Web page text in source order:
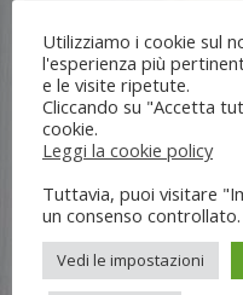
Utilizziamo i cookie sul
l'esperienza più
e le visite ripetute.
Cliccando su "Accetta
cookie.
Leggi la cookie policy
Tuttavia, puoi visitare
un consenso controllato.
Vedi le impostazioni